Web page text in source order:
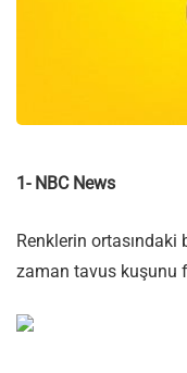
1- NBC News
Renklerin ortasındaki
zaman tavus kuşunu